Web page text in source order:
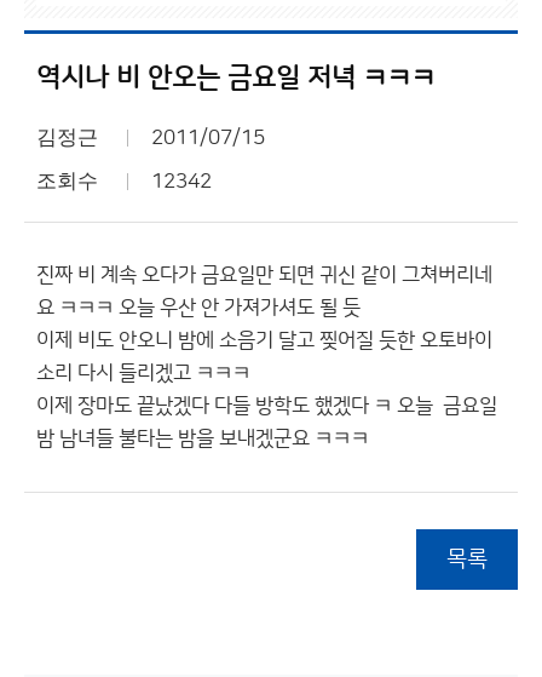
역시나 비 안오는 금요일 저녁 ㅋㅋㅋ
김정근 2011/07/15
조회수 12342
진짜 비 계속 오다가 금요일만 되면 귀신 같이 그쳐버리네
요 ㅋㅋㅋ 오늘 우산 안 가져가셔도 될 듯
이제 비도 안오니 밤에 소음기 달고 찢어질 듯한 오토바이
소리 다시 들리겠고 ㅋㅋㅋ
이제 장마도 끝났겠다 다들 방학도 했겠다 ㅋ 오늘 금요일
밤 남녀들 불타는 밤을 보내겠군요 ㅋㅋㅋ
목록